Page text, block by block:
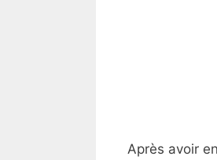
Après avoir